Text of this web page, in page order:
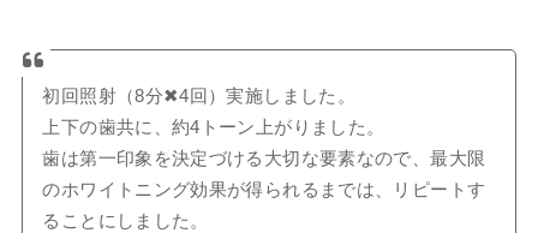
初回照射（8分✖︎4回）実施しました。
上下の歯共に、約4トーン上がりました。
歯は第一印象を決定づける大切な要素なので、最大限
のホワイトニング効果が得られるまでは、リピートす
ることにしました。